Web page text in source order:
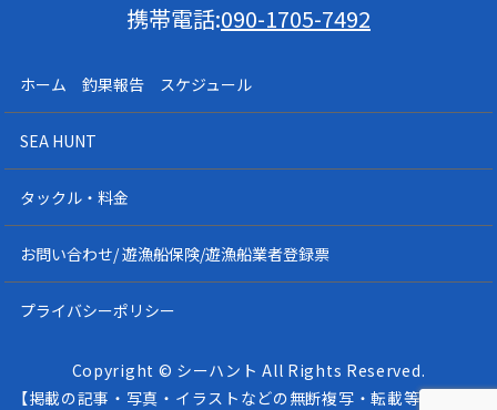
携帯電話:090-1705-7492
ホーム 釣果報告 スケジュール
SEA HUNT
タックル・料金
お問い合わせ/ 遊漁船保険/遊漁船業者登録票
プライバシーポリシー
Copyright © シーハント All Rights Reserved.
【掲載の記事・写真・イラストなどの無断複写・転載等を禁じま